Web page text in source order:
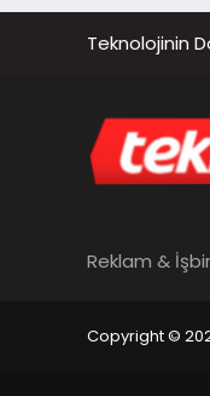
Teknolojinin
Reklam &
Copyright ©